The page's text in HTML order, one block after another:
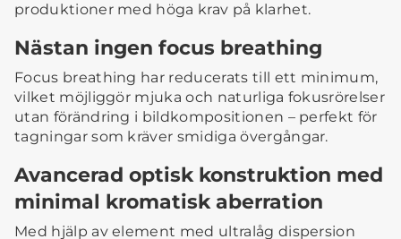
produktioner med höga krav på klarhet.
Nästan ingen focus breathing
Focus breathing har reducerats till ett minimum,
vilket möjliggör mjuka och naturliga fokusrörelser
utan förändring i bildkompositionen – perfekt för
tagningar som kräver smidiga övergångar.
Avancerad optisk konstruktion med
minimal kromatisk aberration
Med hjälp av element med ultralåg dispersion